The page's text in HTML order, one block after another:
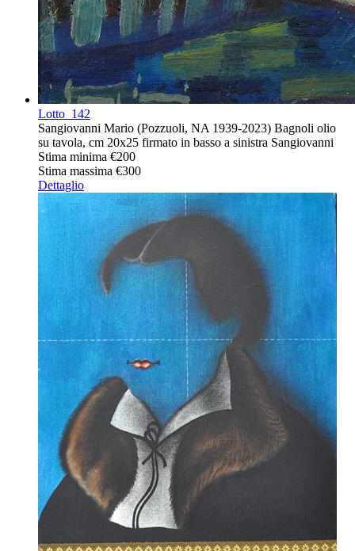
Lotto 142
Sangiovanni Mario (Pozzuoli, NA 1939-2023) Bagnoli olio
su tavola, cm 20x25 firmato in basso a sinistra Sangiovanni
Stima minima €200
Stima massima €300
Dettaglio